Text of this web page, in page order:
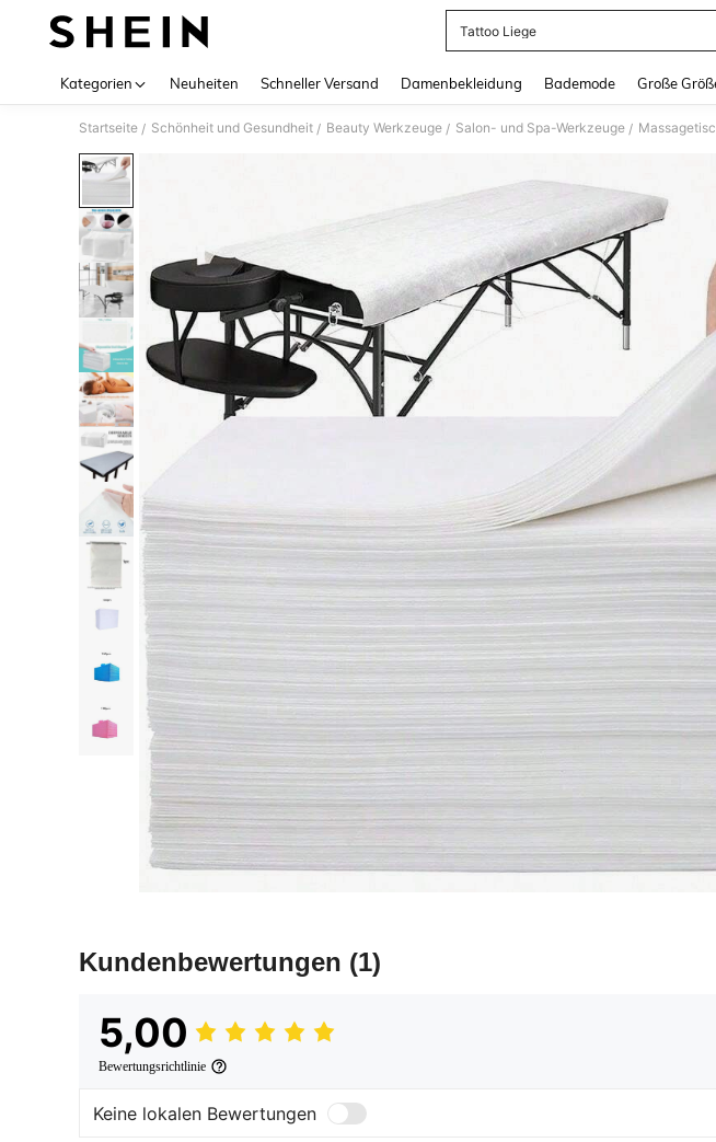
Tattoo Liege
Kategorien Neuheiten Schneller Versand Damenbekleidung Bademode Große
Startseite / Schönheit und Gesundheit / Beauty Werkzeuge / Salon- und Spa-Werkzeuge /
Kundenbewertungen (1)
5,00
Bewertungsrichtlinie
Keine lokalen Bewertungen